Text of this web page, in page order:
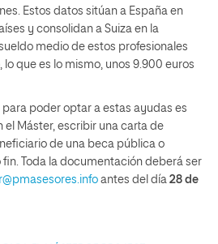
Estos datos sitúan a España en
y consolidan a Suiza en la
medio de estos profesionales
lo que es lo mismo, unos 9.900 euros
poder optar a estas ayudas es
el Máster, escribir una carta de
de una beca pública o
Toda la documentación deberá ser
antes del día 28 de